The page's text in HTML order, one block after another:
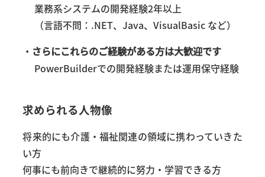
業務系システムの開発経験2年以上
（言語不問：.NET、Java、VisualBasic など）
・ さらにこれらのご経験がある方は大歓迎です
PowerBuilderでの開発経験または運用保守経験
求められる人物像
将来的にも介護・福祉関連の領域に携わっていきた
い方
何事にも前向きで継続的に努力・学習できる方